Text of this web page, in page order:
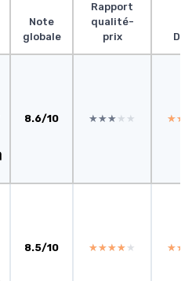
Note
globale
Rapport
qualité-
prix
8.6/10 ★★★★★
★★★★★
8.5/10 ★★★★★
★★★★★